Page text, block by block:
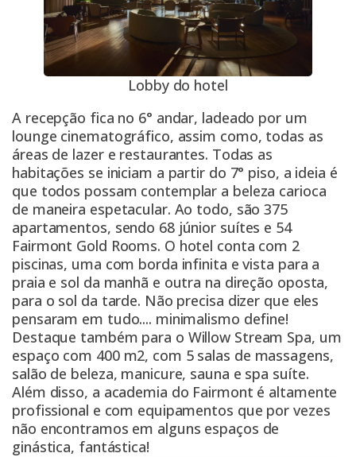
Lobby do hotel
A recepção fica no 6° andar, ladeado por um
lounge cinematográfico, assim como, todas as
áreas de lazer e restaurantes. Todas as
habitações se iniciam a partir do 7° piso, a ideia é
que todos possam contemplar a beleza carioca
de maneira espetacular. Ao todo, são 375
apartamentos, sendo 68 júnior suítes e 54
Fairmont Gold Rooms. O hotel conta com 2
piscinas, uma com borda infinita e vista para a
praia e sol da manhã e outra na direção oposta,
para o sol da tarde. Não precisa dizer que eles
pensaram em tudo.... minimalismo define!
Destaque também para o Willow Stream Spa, um
espaço com 400 m2, com 5 salas de massagens,
salão de beleza, manicure, sauna e spa suíte.
Além disso, a academia do Fairmont é altamente
profissional e com equipamentos que por vezes
não encontramos em alguns espaços de
ginástica, fantástica!